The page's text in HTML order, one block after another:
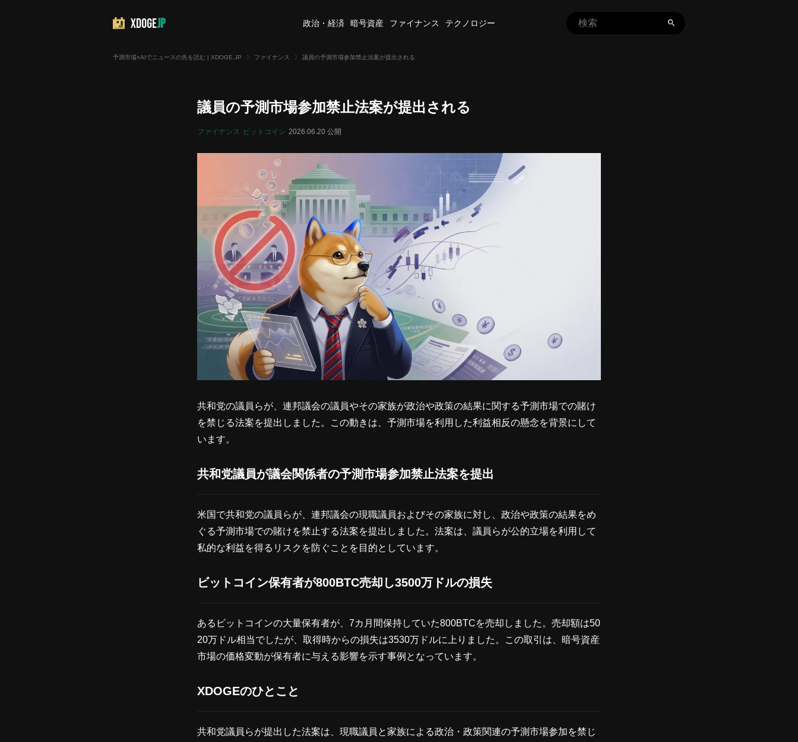
XDOGEJP 政治・経済 暗号資産 ファイナンス テクノロジー
予測市場×AIでニュースの先を読む | XDOGE.JP 〉 ファイナンス 〉 議員の予測市場参加禁止法案が提出される
議員の予測市場参加禁止法案が提出される
ファイナンス ビットコイン 2026.06.20 公開
共和党の議員らが、連邦議会の議員やその家族が政治や政策の結果に関する予測市場での賭け
を禁じる法案を提出しました。この動きは、予測市場を利用した利益相反の懸念を背景にして
います。
共和党議員が議会関係者の予測市場参加禁止法案を提出
米国で共和党の議員らが、連邦議会の現職議員およびその家族に対し、政治や政策の結果をめ
ぐる予測市場での賭けを禁止する法案を提出しました。法案は、議員らが公的立場を利用して
私的な利益を得るリスクを防ぐことを目的としています。
ビットコイン保有者が800BTC売却し3500万ドルの損失
あるビットコインの大量保有者が、7カ月間保持していた800BTCを売却しました。売却額は50
20万ドル相当でしたが、取得時からの損失は3530万ドルに上りました。この取引は、暗号資産
市場の価格変動が保有者に与える影響を示す事例となっています。
XDOGEのひとこと
共和党議員らが提出した法案は、現職議員と家族による政治・政策関連の予測市場参加を禁じ